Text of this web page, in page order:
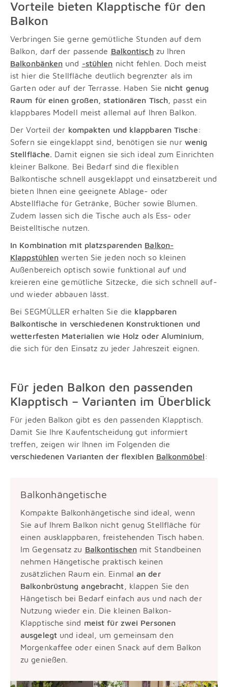
Vorteile bieten Klapptische für den
Balkon
Verbringen Sie gerne gemütliche Stunden auf dem
Balkon, darf der passende Balkontischzu Ihren
Balkonbänken und -stühlen nicht fehlen. Doch meist
ist hier die Stellfläche deutlich begrenzter als im
Garten oder auf der Terrasse. Haben Sie nicht genug
Raum für einen großen, stationären Tisch , passt ein
klappbares Modell meist allemal auf Ihren Balkon.
Der Vorteil der kompakten und klappbaren Tische:
Sofern sie eingeklappt sind, benötigen sie nur wenig
Stellfläche. Damit eignen sie sich ideal zum Einrichten
kleiner Balkone. Bei Bedarf sind die flexiblen
Balkontische schnell ausgeklappt und einsatzbereit und
bieten Ihnen eine geeignete Ablage- oder
Abstellfläche für Getränke, Bücher sowie Blumen.
Zudem lassen sich die Tische auch als Ess- oder
Beistelltische nutzen.
In Kombination mit platzsparenden Balkon-
Klappstühlen werten Sie jeden noch so kleinen
Außenbereich optisch sowie funktional auf und
kreieren eine gemütliche Sitzecke, die sich schnell auf-
und wieder abbauen lässt.
Bei SEGMÜLLER erhalten Sie die klappbaren
Balkontische in verschiedenen Konstruktionen und
wetterfesten Materialien wie Holz oder Aluminium,
die sich für den Einsatz zu jeder Jahreszeit eignen.
Für jeden Balkon den passenden
Klapptisch – Varianten im Überblick
Für jeden Balkon gibt es den passenden Klapptisch.
Damit Sie Ihre Kaufentscheidung gut informiert
treffen, zeigen wir Ihnen im Folgenden die
verschiedenen Varianten der flexiblen Balkonmöbel:
Balkonhängetische
Kompakte Balkonhängetische sind ideal, wenn
Sie auf Ihrem Balkon nicht genug Stellfläche für
einen ausklappbaren, freistehenden Tisch haben.
Im Gegensatz zu Balkontischenmit Standbeinen
nehmen Hängetische praktisch keinen
zusätzlichen Raum ein. Einmalan der
Balkonbrüstung angebracht , klappen Sie den
Hängetisch bei Bedarf einfach aus und nach der
Nutzung wieder ein. Die kleinen Balkon-
Klapptische sind meist für zwei Personen
ausgelegtund ideal, um gemeinsam den
Morgenkaffee oder einen Snack auf dem Balkon
zu genießen.